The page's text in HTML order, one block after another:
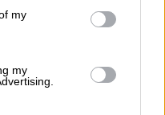
my
my
σε ακούει.
αλλά δεν
που επιτρέπουν